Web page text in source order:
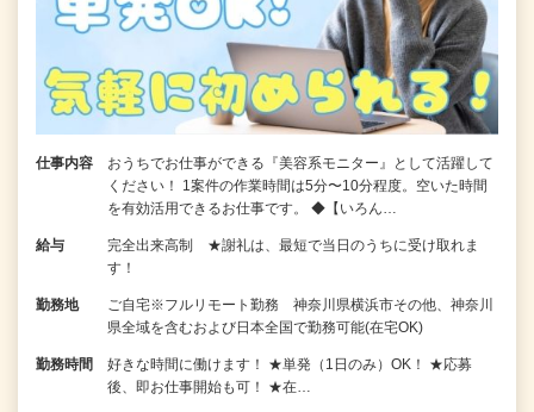
仕事内容
おうちでお仕事ができる『美容系モニター』として活躍して
ください！ 1案件の作業時間は5分〜10分程度。空いた時間
を有効活用できるお仕事です。 ◆【いろん…
給与
完全出来高制 ★謝礼は、最短で当日のうちに受け取れま
す！
勤務地
ご自宅※フルリモート勤務 神奈川県横浜市その他、神奈川
県全域を含むおよび日本全国で勤務可能(在宅OK)
勤務時間
好きな時間に働けます！ ★単発（1日のみ）OK！ ★応募
後、即お仕事開始も可！ ★在…